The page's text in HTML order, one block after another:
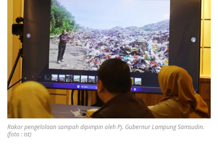
Rakor pengelolaan sampah dipimpin oleh Pj. Gubernur Lampung Samsudin.
(foto : ist)